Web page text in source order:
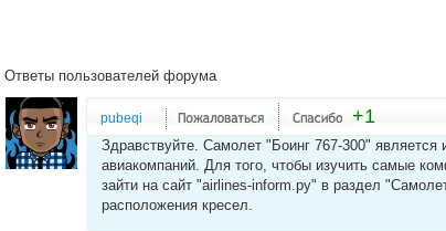
Ответы пользователей форума
pubeqi +1
Здравствуйте. Самолет "Боинг 767-300"
авиакомпаний. Для того, чтобы изучить самые
зайти на сайт "airlines-inform.ру" в раздел
расположения кресел.